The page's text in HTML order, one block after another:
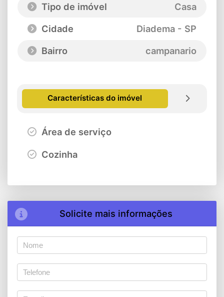
Tipo de imóvel
Casa
Cidade
Diadema - SP
Bairro
campanario
Características do imóvel
Área de serviço
Cozinha
Solicite mais informações